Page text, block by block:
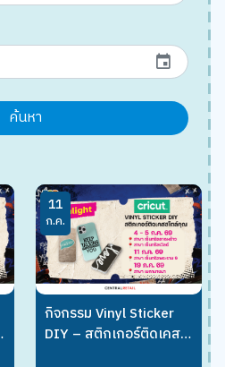
event
ค้นหา
11
ก.ค.
กิจกรรม Vinyl Sticker
DIY – สติกเกอร์ติดเคส